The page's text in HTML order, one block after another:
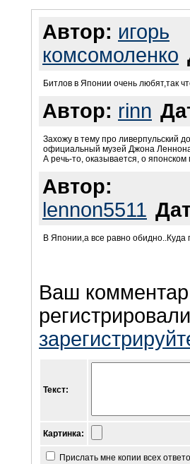
Автор: игорь
комсомоленко
Битлов в Японии очень любят,так
Автор: rinn
Захожу в тему про ливерпульский
официальный музей Джона
А речь-то, оказывается, о японском
Автор:
lennon5511
В Японии,а все равно обидно..Куда
Ваш
Текст:
Картинка:
Прислать мне копии всех